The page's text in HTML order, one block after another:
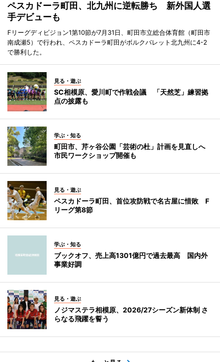
ペスカドーラ町田、北九州に逆転勝ち 新外国人選
手デビューも
Fリーグディビジョン1第10節が7月31日、町田市立総合体育館（町田市
南成瀬5）で行われ、ペスカドーラ町田がボルクバレット北九州に4-2
で勝利した。
見る・遊ぶ
SC相模原、愛川町で作戦会議 「天然芝」練習拠
点の披露も
学ぶ・知る
町田市、芹ヶ谷公園「芸術の杜」計画を見直しへ
市民ワークショップ開催も
見る・遊ぶ
ペスカドーラ町田、首位攻防戦で名古屋に惜敗 F
リーグ第8節
学ぶ・知る
ブックオフ、売上高1301億円で過去最高 国内外
事業好調
見る・遊ぶ
ノジマステラ相模原、2026/27シーズン新体制 さ
らなる飛躍を誓う